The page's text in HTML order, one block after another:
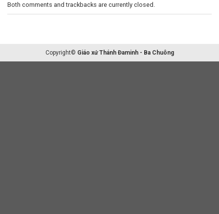
Both comments and trackbacks are currently closed.
Copyright© Giáo xứ Thánh Đaminh - Ba Chuông